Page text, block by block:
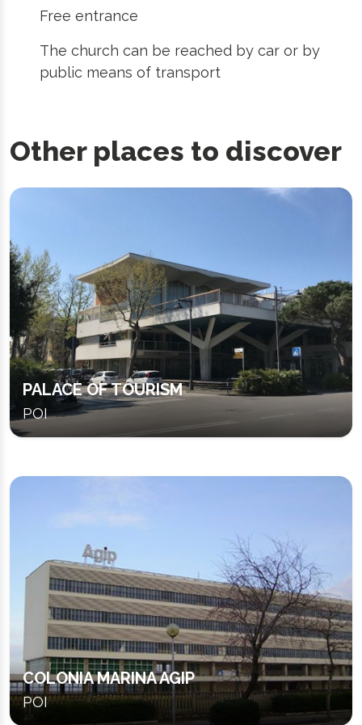
Free entrance
The church can be reached by car or by
public means of transport
Other places to discover
PALACE OF TOURISM
POI
COLONIA MARINA AGIP
POI